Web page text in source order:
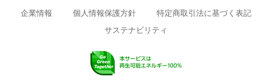
企業情報 個人情報保護方針
特定商取引法に基づく表記
サステナビリティ